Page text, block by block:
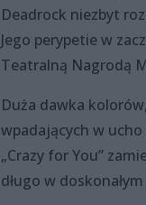
Deadrock niezbyt
Jego perypetie w
Teatralną Nagrodą
Duża dawka
wpadających w ucho
„Crazy for You”
długo w